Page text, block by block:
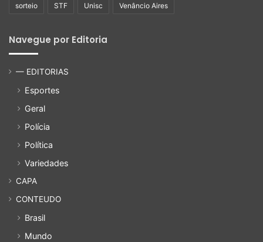
sorteio STF Unisc Venâncio Aires
Navegue por Editoria
— EDITORIAS
Esportes
Geral
Polícia
Política
Variedades
CAPA
CONTEUDO
Brasil
Mundo